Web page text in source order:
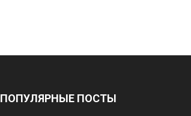
ПОПУЛЯРНЫЕ ПОСТЫ